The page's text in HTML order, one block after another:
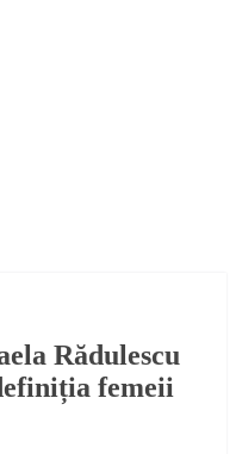
Rădulescu
femeii